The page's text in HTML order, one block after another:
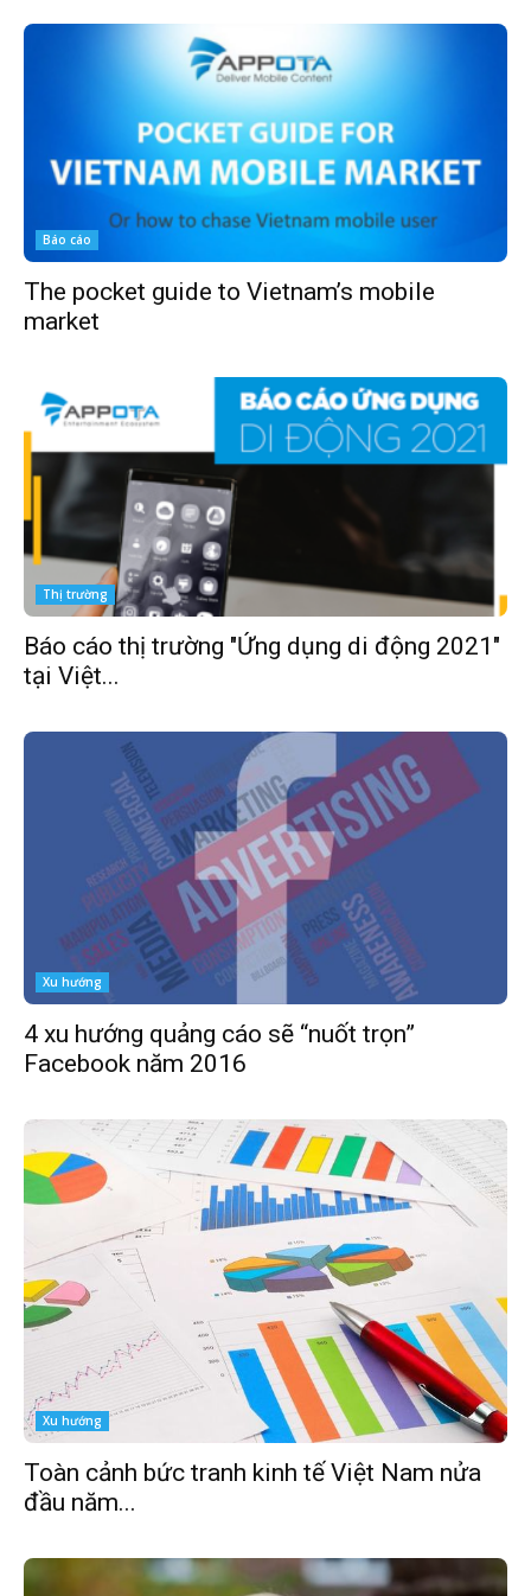
Báo cáo
The pocket guide to Vietnam’s mobile
market
Thị trường
Báo cáo thị trường "Ứng dụng di động 2021"
tại Việt...
Xu hướng
4 xu hướng quảng cáo sẽ “nuốt trọn”
Facebook năm 2016
Xu hướng
Toàn cảnh bức tranh kinh tế Việt Nam nửa
đầu năm...